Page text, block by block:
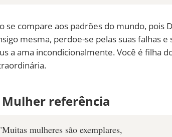
se compare aos padrões do mundo, pois
mesma, perdoe-se pelas suas falhas
a ama incondicionalmente. Você é filha
Mulher referência
mulheres são exemplares,